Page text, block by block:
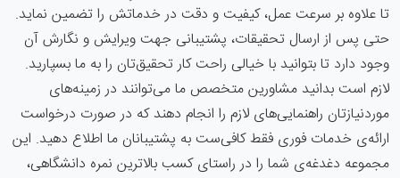
تا علاوه بر سرعت عمل، کیفیت و دقت در خدماتش را تضمین نماید.
حتی پس از ارسال تحقیقات، پشتیبانی جهت ویرایش و نگارش آن
وجود دارد تا بتوانید با خیالی راحت کار تحقیق‌تان را به ما بسپارید.
لازم است بدانید مشاورین متخصص‌ ما می‌توانند در زمینه‌های
موردنیازتان راهنمایی‌های لازم را انجام دهند که در صورت درخواست
ارائه‌ی خدمات فوری فقط کافی‌ست به پشتیبانان ما اطلاع دهید. این
مجموعه دغدغه‌ی شما را در راستای کسب بالاترین نمره دانشگاهی،